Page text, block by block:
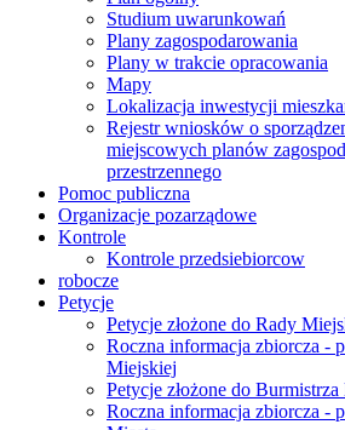
Studium uwarunkowań
Plany zagospodarowania
Plany w trakcie opracowania
Mapy
Lokalizacja inwestycji
Rejestr wniosków o
miejscowych planów
przestrzennego
Pomoc publiczna
Organizacje pozarządowe
Kontrole
Kontrole przedsiebiorcow
robocze
Petycje
Petycje złożone do Rady
Roczna informacja zbiorcza -
Miejskiej
Petycje złożone do Burmistrza
Roczna informacja zbiorcza -